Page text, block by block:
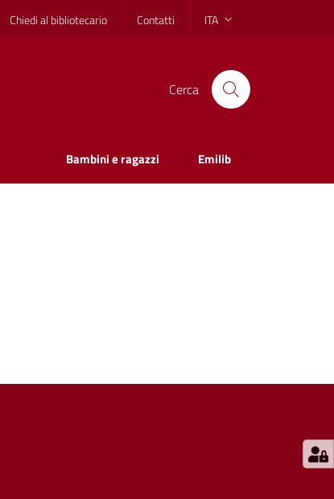
Chiedi al bibliotecario Contatti ITA
Cerca
Bambini e ragazzi Emilib